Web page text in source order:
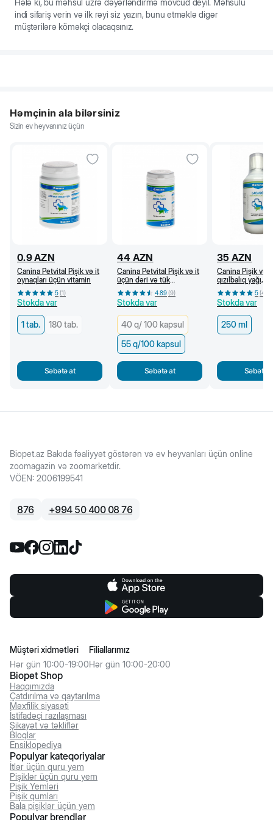
Hələ ki, bu məhsul üzrə dəyərləndirmə mövcud deyil. Məhsulu
indi sifariş verin və ilk rəyi siz yazın, bunu etməklə digər
müştərilərə köməkçi olacaqsınız.
Həmçinin ala bilərsiniz
Sizin ev heyvanınız üçün
0.9AZN
Canina Petvital Pişik və it
oynaqları üçün vitamin
5(1)
Stokda var
1 tab. 180 tab.
Səbətə at
44 AZN
Canina Petvital Pişik və it
üçün dəri və tük
problemlərində kapsul,
55 q/ 100 kapsul
4.89(9)
Stokda var
40 q/ 100 kapsul
55 q/100 kapsul
Səbətə at
35 AZN
Canina Pişik və
qızılbalıq yağı,
5(4
Stokda var
250 ml
Səbətə
Biopet.az Bakıda fəaliyyət göstərən və ev heyvanları üçün online
zoomagazin və zoomarketdir.
VÖEN: 2006199541
876 +994 50 400 08 76
Biopet Shop
Haqqımızda
Çatdırılma və qaytarılma
Məxfilik siyasəti
İstifadəçi razılaşması
Şikayət və təkliflər
Bloqlar
Ensiklopediya
Müştəri xidmətləri
Hər gün 10:00-19:00
Filiallarımız
Hər gün 10:00-20:00
Populyar kateqoriyalar
İtlər üçün quru yem
Pişiklər üçün quru yem
Pişik Yemləri
Pişik qumları
Bala pişiklər üçün yem
Populyar brendlər